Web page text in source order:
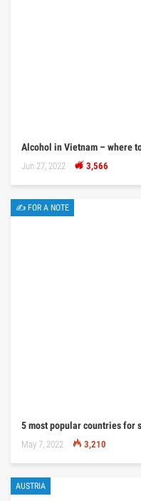
Alcohol in Vietnam – where
Jun 27, 2022 3,566
✍ FOR A NOTE
5 most popular countries for
May 7, 2022 3,210
AUSTRIA